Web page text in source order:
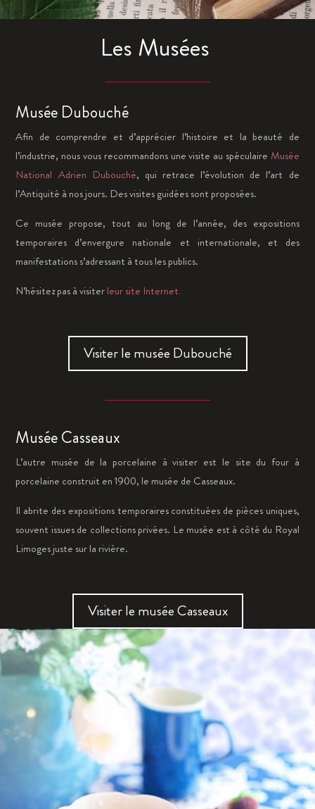
Les Musées
Musée Dubouché
Afin de comprendre et d’apprécier l’histoire et la beauté de
l’industrie, nous vous recommandons une visite au spéculaire Musée
National Adrien Dubouché, qui retrace l’évolution de l’art de
l’Antiquité à nos jours. Des visites guidées sont proposées.
Ce musée propose, tout au long de l’année, des expositions
temporaires d’envergure nationale et internationale, et des
manifestations s’adressant à tous les publics.
N’hésitez pas à visiterleur site Internet.
Visiter le musée Dubouché
Musée Casseaux
L’autre musée de la porcelaine à visiter est le site du four à
porcelaine construit en 1900, le musée de Casseaux.
Il abrite des expositions temporaires constituées de pièces uniques,
souvent issues de collections privées. Le musée est à côté du Royal
Limoges juste sur la rivière.
Visiter le musée Casseaux